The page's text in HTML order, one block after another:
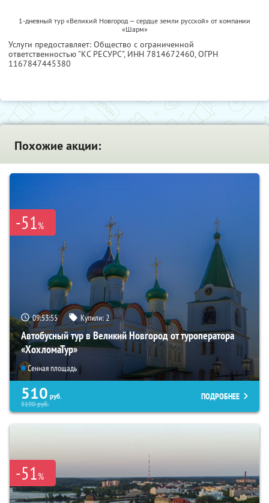
1-дневный тур «Великий Новгород — сердце земли русской» от компании
«Шарм»
Услуги предоставляет: Общество с ограниченной
ответственностью "КС РЕСУРС", ИНН 7814672460, ОГРН
1167847445380
Похожие акции:
-51%
09:53:54 Купили:2
Автобусный тур в Великий Новгород от туроператора
«ХохломаТур»
Сенная площадь
510 руб.
5190руб.
ПОДРОБНЕЕ
-51%